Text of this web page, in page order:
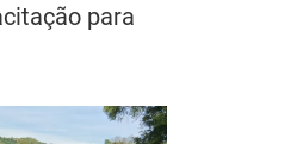
para